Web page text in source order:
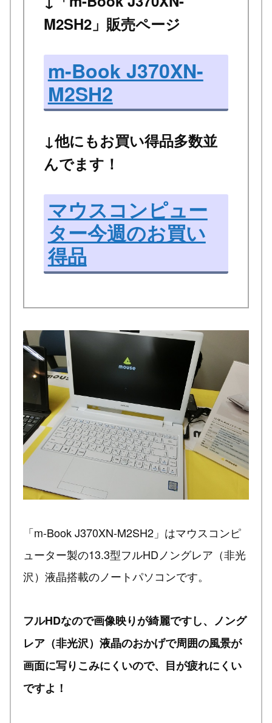
M2SH2」販売ページ
m-Book J370XN-
M2SH2
↓他にもお買い得品多数並
んでます！
マウスコンピュー
ター今週のお買い
得品
「m-Book J370XN-M2SH2」はマウスコンピ
ューター製の13.3型フルHDノングレア（非光
沢）液晶搭載のノートパソコンです。
フルHDなので画像映りが綺麗ですし、ノング
レア（非光沢）液晶のおかげで周囲の風景が
画面に写りこみにくいので、目が疲れにくい
ですよ！